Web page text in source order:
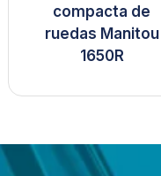
compacta de
ruedas Manitou
1650R